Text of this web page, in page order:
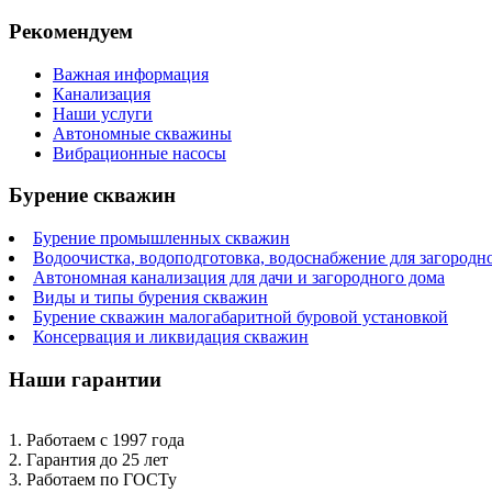
Рекомендуем
Важная информация
Канализация
Наши услуги
Автономные скважины
Вибрационные насосы
Бурение скважин
Бурение промышленных скважин
Водоочистка, водоподготовка, водоснабжение для
Автономная канализация для дачи и загородного дома
Виды и типы бурения скважин
Бурение скважин малогабаритной буровой установкой
Консервация и ликвидация скважин
Наши гарантии
1. Работаем с 1997 года
2. Гарантия до 25 лет
3. Работаем по ГОСТу